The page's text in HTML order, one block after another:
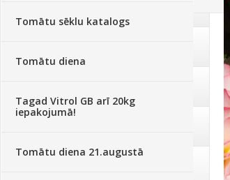
Tomātu sēklu katalogs
Tomātu diena
Tagad Vitrol GB arī 20kg
iepakojumā!
Tomātu diena 21.augustā